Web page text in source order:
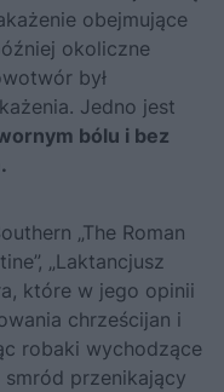
obejmujące
okoliczne
był
Jedno jest
bólu i bez
„The Roman
„Laktancjusz
które w jego opinii
chrześcijan i
robaki wychodzące
przenikający